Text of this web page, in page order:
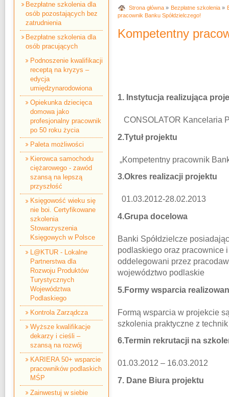
Strona główna Bezpłatne szkolenia
pracownik Banku Spółdzielczego!
Kompetentny
1. Instytucja realizująca
CONSOLATOR Kancelaria
2.Tytuł projektu
„Kompetentny pracownik
3.Okres realizacji projektu
01.03.2012-28.02.2013
4.Grupa docelowa
Banki Spółdzielcze
podlaskiego oraz pracownice
oddelegowani przez
województwo podlaskie
5.Formy wsparcia
Formą wsparcia w projekcie
szkolenia praktyczne z
6.Termin rekrutacji na
01.03.2012 – 16.03.2012
7. Dane Biura projektu
Bezpłatne szkolenia dla
osób pozostających bez
zatrudnienia
Bezpłatne szkolenia dla
osób pracujących
Podnoszenie kwalifikacji
receptą na kryzys –
edycja
umiędzynarodowiona
Opiekunka dziecięca
domowa jako
profesjonalny pracownik
po 50 roku życia
Paleta możliwości
Kierowca samochodu
ciężarowego - zawód
szansą na lepszą
przyszłość
Księgowość wieku się
nie boi. Certyfikowane
szkolenia
Stowarzyszenia
Księgowych w Polsce
L@KTUR - Lokalne
Partnerstwa dla
Rozwoju Produktów
Turystycznych
Województwa
Podlaskiego
Kontrola Zarządcza
Wyższe kwalifikacje
dekarzy i cieśli –
szansą na rozwój
KARIERA 50+ wsparcie
pracowników podlaskich
MŚP
Zainwestuj w siebie